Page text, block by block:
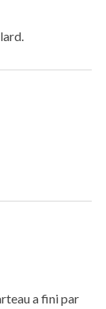
a fini par